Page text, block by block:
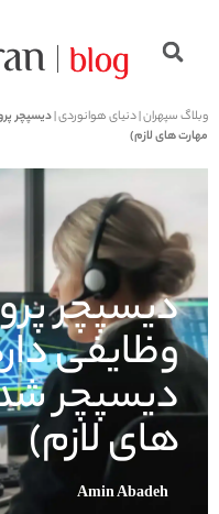
وبلاگ سپهران|دنیای هوانوردی|دیسپچر
مهارت های لازم)
دیسپچر
وظایفی
دیسپچر
های لازم)
Amin Abadeh